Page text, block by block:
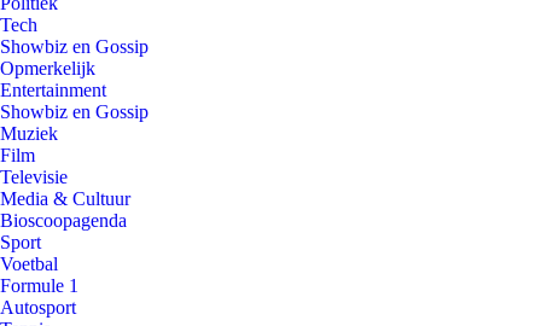
Tech
Showbiz en Gossip
Opmerkelijk
Entertainment
Showbiz en Gossip
Muziek
Film
Televisie
Media & Cultuur
Bioscoopagenda
Sport
Voetbal
Formule 1
Autosport